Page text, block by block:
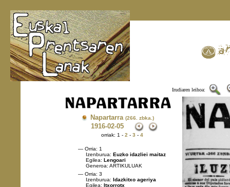
Irudiaren leihoa:
Napartarra (266. zbka.)
1916-02-05
orriak: 1 - 2 - 3 - 4
— Orria: 1
Izenburua: Euzko idazliei maitaz
Egilea: Lengoari
Generoa: ARTIKULUAK
— Orria: 3
Izenburua: Idazkitxo ageriya
Egilea: Itxorrotx